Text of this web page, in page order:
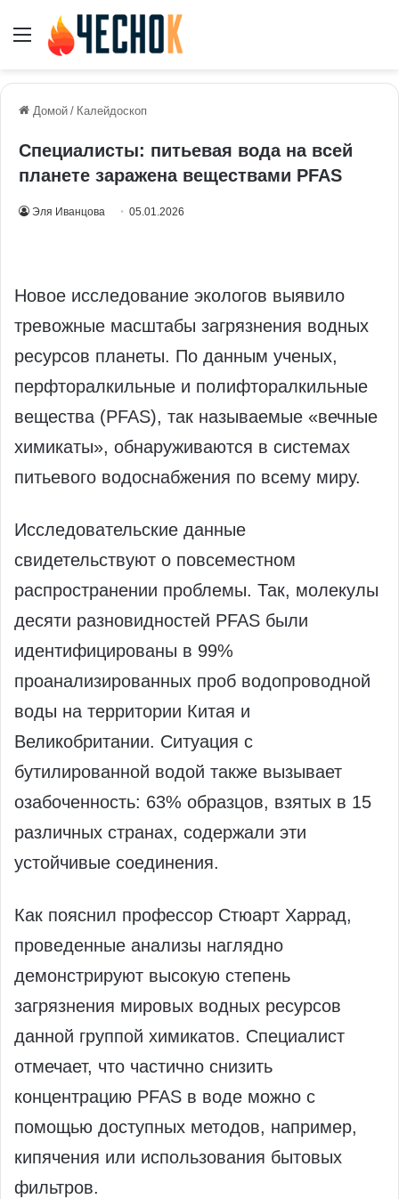
Меню
Домой / Калейдоскоп
Специалисты: питьевая вода на всей
планете заражена веществами PFAS
Эля Иванцова 05.01.2026
Новое исследование экологов выявило
тревожные масштабы загрязнения водных
ресурсов планеты. По данным ученых,
перфторалкильные и полифторалкильные
вещества (PFAS), так называемые «вечные
химикаты», обнаруживаются в системах
питьевого водоснабжения по всему миру.
Исследовательские данные
свидетельствуют о повсеместном
распространении проблемы. Так, молекулы
десяти разновидностей PFAS были
идентифицированы в 99%
проанализированных проб водопроводной
воды на территории Китая и
Великобритании. Ситуация с
бутилированной водой также вызывает
озабоченность: 63% образцов, взятых в 15
различных странах, содержали эти
устойчивые соединения.
Как пояснил профессор Стюарт Харрад,
проведенные анализы наглядно
демонстрируют высокую степень
загрязнения мировых водных ресурсов
данной группой химикатов. Специалист
отмечает, что частично снизить
концентрацию PFAS в воде можно с
помощью доступных методов, например,
кипячения или использования бытовых
фильтров.